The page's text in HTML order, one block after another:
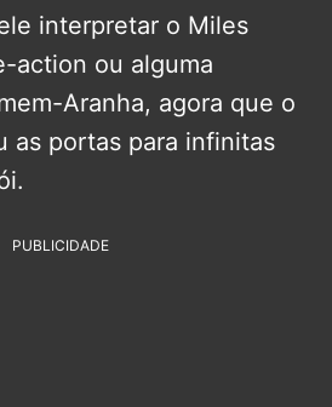
interpretar o Miles
action ou alguma
Aranha, agora que o
as portas para infinitas
PUBLICIDADE